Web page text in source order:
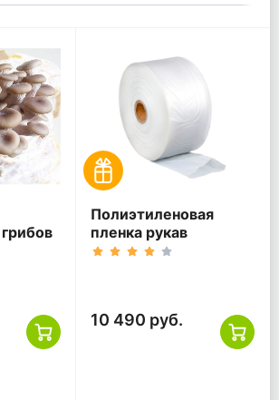
Полиэтиленовая
пленка рукав
10 490 руб.